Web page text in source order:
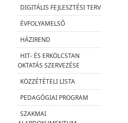
DIGITÁLIS FEJLESZTÉSI TERV
ÉVFOLYAMELSŐ
HÁZIREND
HIT- ÉS ERKÖLCSTAN
OKTATÁS SZERVEZÉSE
KÖZZÉTÉTELI LISTA
PEDAGÓGIAI PROGRAM
SZAKMAI